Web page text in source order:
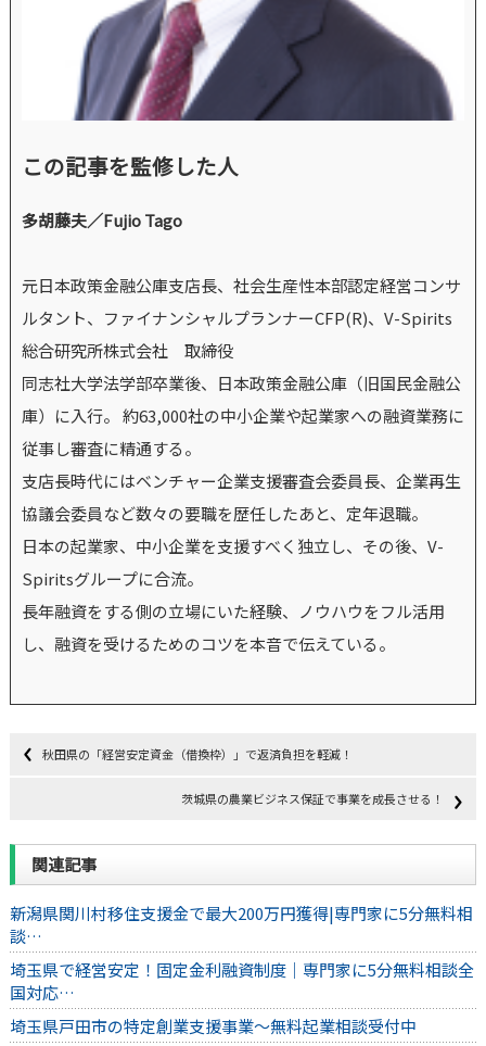
この記事を監修した人
多胡藤夫／Fujio Tago
元日本政策金融公庫支店長、社会生産性本部認定経営コンサ
ルタント、ファイナンシャルプランナーCFP(R)、V-Spirits
総合研究所株式会社 取締役
同志社大学法学部卒業後、日本政策金融公庫（旧国民金融公
庫）に入行。 約63,000社の中小企業や起業家への融資業務に
従事し審査に精通する。
支店長時代にはベンチャー企業支援審査会委員長、企業再生
協議会委員など数々の要職を歴任したあと、定年退職。
日本の起業家、中小企業を支援すべく独立し、その後、V-
Spiritsグループに合流。
長年融資をする側の立場にいた経験、ノウハウをフル活用
し、融資を受けるためのコツを本音で伝えている。
秋田県の「経営安定資金（借換枠）」で返済負担を軽減！
茨城県の農業ビジネス保証で事業を成長させる！
関連記事
新潟県関川村移住支援金で最大200万円獲得|専門家に5分無料相
談…
埼玉県で経営安定！固定金利融資制度｜専門家に5分無料相談全
国対応…
埼玉県戸田市の特定創業支援事業～無料起業相談受付中